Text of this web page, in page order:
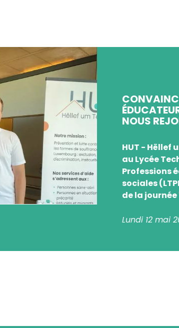
NOUS
HUT - Hëllef
au Lycée
Professions
sociales
de la
Lundi 12 mai